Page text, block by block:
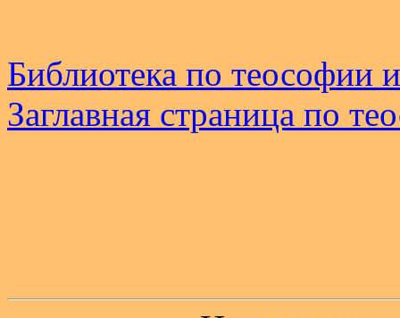
Библиотека по теософии
Заглавная страница по